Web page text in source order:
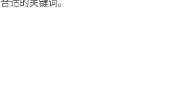
适的关键词。